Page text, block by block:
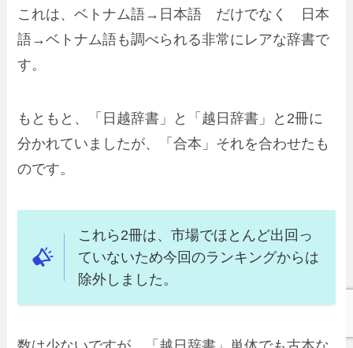
これは、ベトナム語→日本語 だけでなく 日本
語→ベトナム語も調べられる非常にレアな辞書で
す。
もともと、「日越辞書」と「越日辞書」と2冊に
分かれていましたが、「合本」それを合わせたも
のです。
これら2冊は、市場でほとんど出回っ
ていないため今回のランキングからは
除外しました。